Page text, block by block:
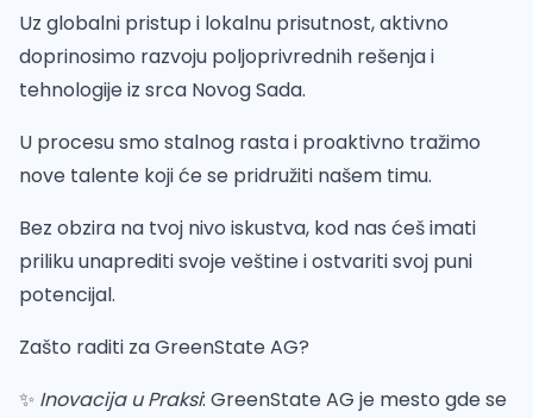
Uz globalni pristup i lokalnu prisutnost, aktivno
doprinosimo razvoju poljoprivrednih rešenja i
tehnologije iz srca Novog Sada.
U procesu smo stalnog rasta i proaktivno tražimo
nove talente koji će se pridružiti našem timu.
Bez obzira na tvoj nivo iskustva, kod nas ćeš imati
priliku unaprediti svoje veštine i ostvariti svoj puni
potencijal.
Zašto raditi za GreenState AG?
✨ Inovacija u Praksi: GreenState AG je mesto gde se